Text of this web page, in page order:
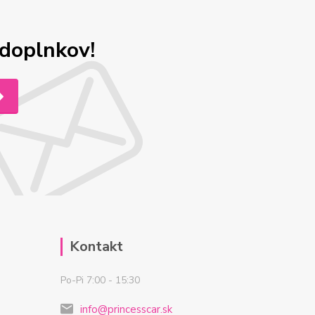
Kontakt
Po-Pi 7:00 - 15:30
info@princesscar.sk